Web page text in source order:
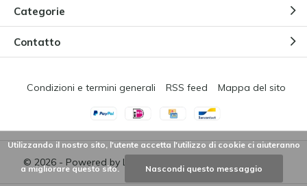
Categorie
Contatto
© 2026 - Powered by Lightspeed
Condizioni e termini generali RSS feed Mappa del sito
Utilizzando il nostro sito, l'utente accetta l'utilizzo di cookie ci aiuteranno
a migliorare questo sito. Nascondi questo messaggio